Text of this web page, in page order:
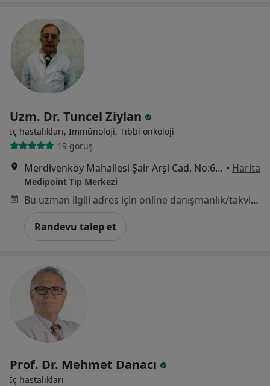
Uzm. Dr. Tuncel Ziylan
İç hastalıkları, İmmünoloji, Tıbbi onkoloji
19 görüş
Merdivenköy Mahallesi Şair Arşi Cad. No:6 Göztepe, İstanbul • Harita
Medipoint Tıp Merkezi
Bu uzman ilgili adres için online danışmanlık/takvim sunmuyor.
Randevu talep et
Prof. Dr. Mehmet Danacı
İç hastalıkları